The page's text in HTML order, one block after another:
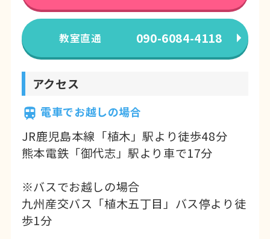
2026年03月14日 お知らせ
ご家族・ご友人と体験＆ご入会の方には
オトクな特典があります！
皆さんこんにちは！市民パソコン塾熊本
北校です。
市民パソコン塾では2名以上同時に無料体
験＆ご入会いただいた方限定
特典をご用意しております。
と一緒にパソコンを学びはじめてみませ
んか？
一緒にパソコンでできることを増やしま
教室直通 090-6084-4118
アクセス
電車でお越しの場合
JR鹿児島本線「植木」駅より徒歩48分
熊本電鉄「御代志」駅より車で17分
※バスでお越しの場合
九州産交バス「植木五丁目」バス停より徒
歩1分